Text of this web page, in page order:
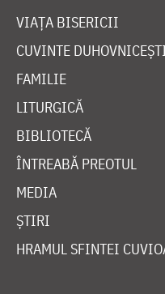
VIAȚA BISERICII
CUVINTE
FAMILIE
LITURGICĂ
BIBLIOTECĂ
ÎNTREABĂ PREOTUL
MEDIA
ȘTIRI
HRAMUL SFINTEI